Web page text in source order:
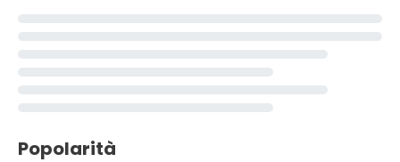
Popolarità